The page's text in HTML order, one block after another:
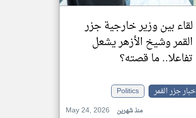
لقاء بين وزير خارجية جزر
القمر وشيخ الأزهر يشعل
تفاعلا.. ما قصته؟
جزر القمر
Politics
May 24, 2026
منذ شهرين